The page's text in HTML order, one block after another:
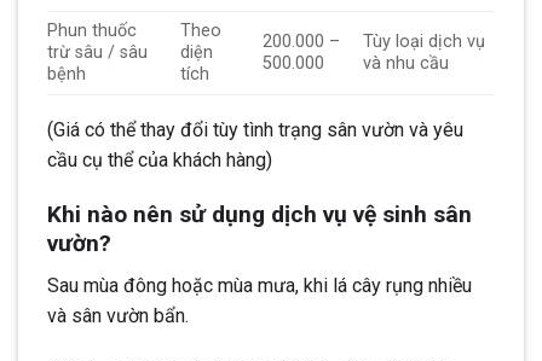
Phun thuốc
trừ sâu / sâu
bệnh
Theo
diện
tích
200.000 –
500.000
Tùy loại dịch vụ
và nhu cầu
(Giá có thể thay đổi tùy tình trạng sân vườn và yêu
cầu cụ thể của khách hàng)
Khi nào nên sử dụng dịch vụ vệ sinh sân
vườn?
Sau mùa đông hoặc mùa mưa, khi lá cây rụng nhiều
và sân vườn bẩn.